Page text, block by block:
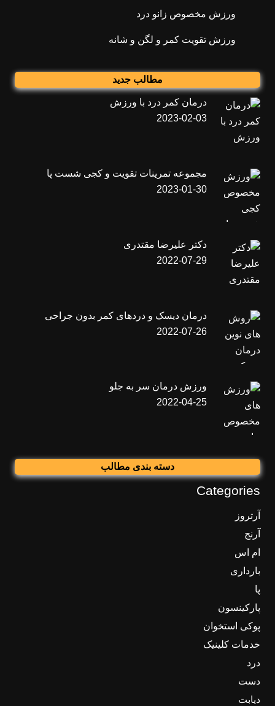
ورزش مخصوص زانو درد
ورزش تقویت کمر و لگن و شانه
مطالب جدید
درمان کمر درد با ورزش
2023-02-03
مجموعه تمرینات تقویت و کجی شست پا
2023-01-30
دکتر علیرضا مقتدری
2022-07-29
درمان دیسک و دردهای کمر بدون جراحی
2022-07-26
ورزش درمان سر به جلو
2022-04-25
دسته بندی مطالب
Categories
آرتروز
آرنج
ام اس
بارداری
پا
پارکینسون
پوکی استخوان
خدمات کلینیک
درد
دست
دیابت